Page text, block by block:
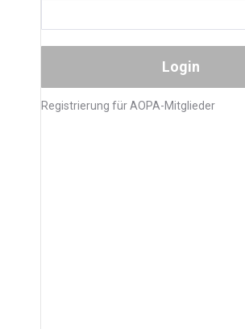
Registrierung für AOPA-Mitglieder